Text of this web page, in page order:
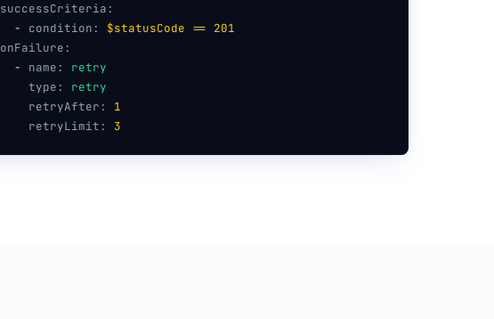
successCriteria:
condition:
$statusCode == 201
onFailure:
name:
retry
type:
retry
retryAfter:
1
retryLimit:
3